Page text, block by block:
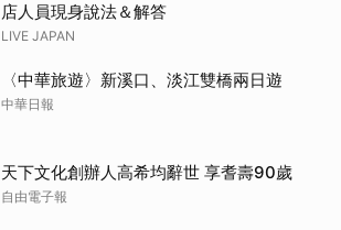
店人員現身說法＆解答
LIVE JAPAN
〈中華旅遊〉新溪口、淡江雙橋兩日遊
中華日報
天下文化創辦人高希均辭世 享耆壽90歲
自由電子報